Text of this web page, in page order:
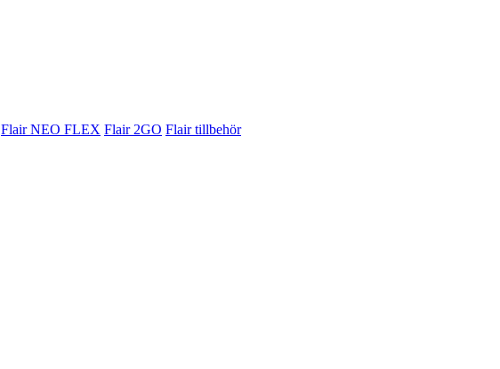
Flair NEO FLEX Flair 2GO Flair tillbehör